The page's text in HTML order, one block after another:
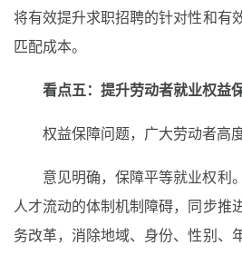
将有效提升求职招聘的针对性和有
匹配成本。
看点五：提升劳动者就业权益
权益保障问题，广大劳动者高
意见明确，保障平等就业权利
人才流动的体制机制障碍，同步推
务改革，消除地域、身份、性别、